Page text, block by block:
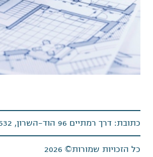
כתובת: דרך רמתיים 96 הוד-השרון, OMER HOUSE, 4532532
כל הזכויות שמורות© 2026